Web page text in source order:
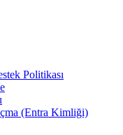
Politikası
(Entra Kimliği)